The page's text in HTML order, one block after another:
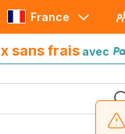
France
sans frais avec
avec Paypal